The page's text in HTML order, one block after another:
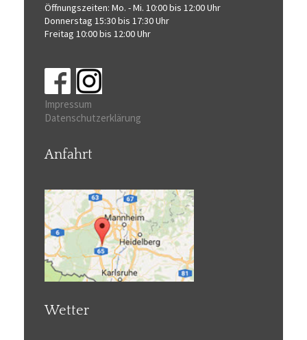
Öffnungszeiten: Mo. - Mi. 10:00 bis 12:00 Uhr
Donnerstag 15:30 bis 17:30 Uhr
Freitag 10:00 bis 12:00 Uhr
Impressum
Datenschutzerklärung
Anfahrt
Wetter